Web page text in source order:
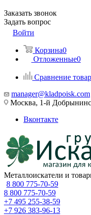
Заказать звонок
Задать вопрос
Войти
Корзина0
Отложенные0
Сравнение
manager@kladpoisk.com
Москва, 1-й
Вконтакте
Металлоискатели и
8 800 775-70-59
8 800 775-70-59
+7 495 255-38-59
+7 926 383-96-13